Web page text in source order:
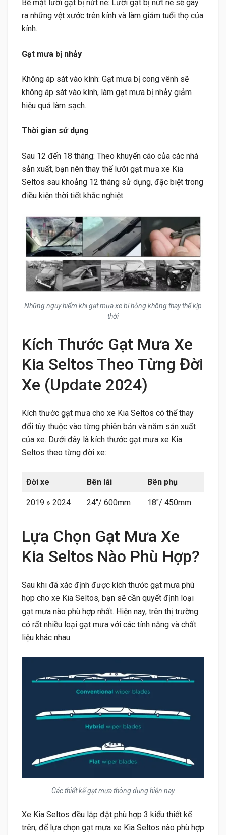
Bề mặt lưỡi gạt bị nứt nẻ: Lưỡi gạt bị nứt nẻ sẽ gây
ra những vệt xước trên kính và làm giảm tuổi thọ của
kính.
Gạt mưa bị nhảy
Không áp sát vào kính: Gạt mưa bị cong vênh sẽ
không áp sát vào kính, làm gạt mưa bị nhảy giảm
hiệu quả làm sạch.
Thời gian sử dụng
Sau 12 đến 18 tháng: Theo khuyến cáo của các nhà
sản xuất, bạn nên thay thế lưỡi gạt mưa xe Kia
Seltos sau khoảng 12 tháng sử dụng, đặc biệt trong
điều kiện thời tiết khắc nghiệt.
Những nguy hiểm khi gạt mưa xe bị hỏng không thay thế kịp
thời
Kích Thước Gạt Mưa Xe
Kia Seltos Theo Từng Đời
Xe (Update 2024)
Kích thước gạt mưa cho xe Kia Seltos có thể thay
đổi tùy thuộc vào từng phiên bản và năm sản xuất
của xe. Dưới đây là kích thước gạt mưa xe Kia
Seltos theo từng đời xe:
Đời xe Bên lái Bên phụ
2019 » 2024 24″/ 600mm 18″/ 450mm
Lựa Chọn Gạt Mưa Xe
Kia Seltos Nào Phù Hợp?
Sau khi đã xác định được kích thước gạt mưa phù
hợp cho xe Kia Seltos, bạn sẽ cần quyết định loại
gạt mưa nào phù hợp nhất. Hiện nay, trên thị trường
có rất nhiều loại gạt mưa với các tính năng và chất
liệu khác nhau.
Các thiết kế gạt mưa thông dụng hiện nay
Xe Kia Seltos đều lắp đặt phù hợp 3 kiểu thiết kế
trên, để lựa chọn gạt mưa xe Kia Seltos nào phù hợp